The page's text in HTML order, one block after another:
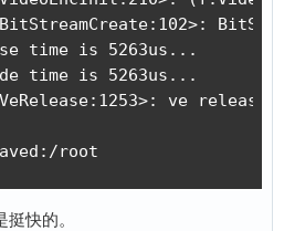
time is 5263us...
time is 5263us...
ve release
root
快的。